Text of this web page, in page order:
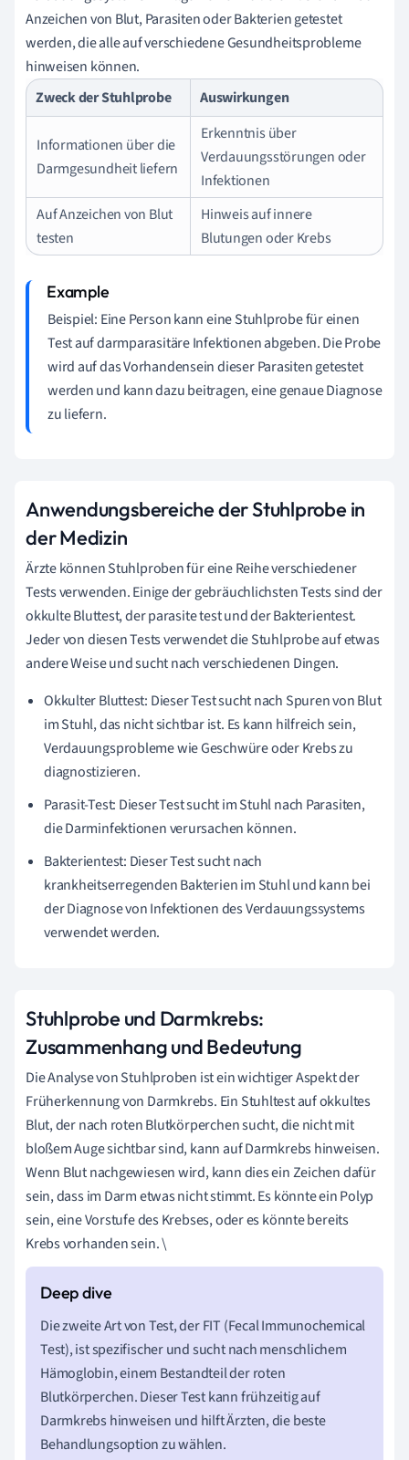
Anzeichen von Blut, Parasiten oder Bakterien getestet
werden, die alle auf verschiedene Gesundheitsprobleme
hinweisen können.
Zweck der Stuhlprobe
Auswirkungen
Informationen über die
Darmgesundheit liefern
Erkenntnis über
Verdauungsstörungen oder
Infektionen
Auf Anzeichen von Blut
testen
Hinweis auf innere
Blutungen oder Krebs
Beispiel: Eine Person kann eine Stuhlprobe für einen
Test auf darmparasitäre Infektionen abgeben. Die Probe
wird auf das Vorhandensein dieser Parasiten getestet
werden und kann dazu beitragen, eine genaue Diagnose
zu liefern.
Anwendungsbereiche der Stuhlprobe in
der Medizin
Ärzte können Stuhlproben für eine Reihe verschiedener
Tests verwenden. Einige der gebräuchlichsten Tests sind der
okkulte Bluttest, der parasite test und der Bakterientest.
Jeder von diesen Tests verwendet die Stuhlprobe auf etwas
andere Weise und sucht nach verschiedenen Dingen.
Okkulter Bluttest: Dieser Test sucht nach Spuren von Blut
im Stuhl, das nicht sichtbar ist. Es kann hilfreich sein,
Verdauungsprobleme wie Geschwüre oder Krebs zu
diagnostizieren.
Parasit-Test: Dieser Test sucht im Stuhl nach Parasiten,
die Darminfektionen verursachen können.
Bakterientest: Dieser Test sucht nach
krankheitserregenden Bakterien im Stuhl und kann bei
der Diagnose von Infektionen des Verdauungssystems
verwendet werden.
Stuhlprobe und Darmkrebs:
Zusammenhang und Bedeutung
Die Analyse von Stuhlproben ist ein wichtiger Aspekt der
Früherkennung von Darmkrebs. Ein Stuhltest auf okkultes
Blut, der nach roten Blutkörperchen sucht, die nicht mit
bloßem Auge sichtbar sind, kann auf Darmkrebs hinweisen.
Wenn Blut nachgewiesen wird, kann dies ein Zeichen dafür
sein, dass im Darm etwas nicht stimmt. Es könnte ein Polyp
sein, eine Vorstufe des Krebses, oder es könnte bereits
Krebs vorhanden sein. \
Die zweite Art von Test, der FIT (Fecal Immunochemical
Test), ist spezifischer und sucht nach menschlichem
Hämoglobin, einem Bestandteil der roten
Blutkörperchen. Dieser Test kann frühzeitig auf
Darmkrebs hinweisen und hilft Ärzten, die beste
Behandlungsoption zu wählen.